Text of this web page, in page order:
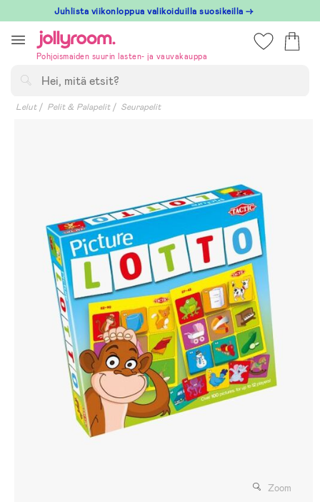
till
innehållet
Juhlista viikonloppua valikoiduilla suosikeilla →
Pohjoismaiden suurin lasten- ja vauvakauppa
Lelut Pelit & Palapelit Seurapelit
Zoom